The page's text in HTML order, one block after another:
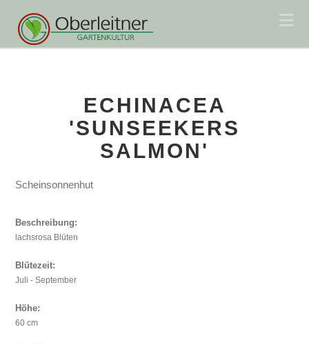
ECHINACEA
'SUNSEEKERS
SALMON'
Scheinsonnenhut
Beschreibung:
lachsrosa Blüten
Blütezeit:
Juli - September
Höhe:
60 cm